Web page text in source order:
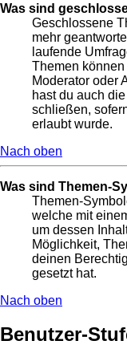
Was sind
Geschlossene
mehr
laufende
Themen
Moderator oder
hast du auch
schließen,
erlaubt wurde.
Nach oben
Was sind Themen-
Themen-
welche mit
um dessen
Möglichkeit,
deinen
gesetzt hat.
Nach oben
Benutzer-